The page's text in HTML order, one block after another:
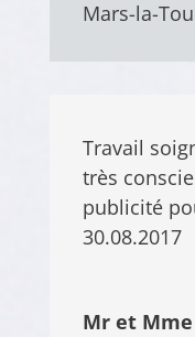
Mars-la-
Travail
très
publicité
30.08.2017
Mr et Mme